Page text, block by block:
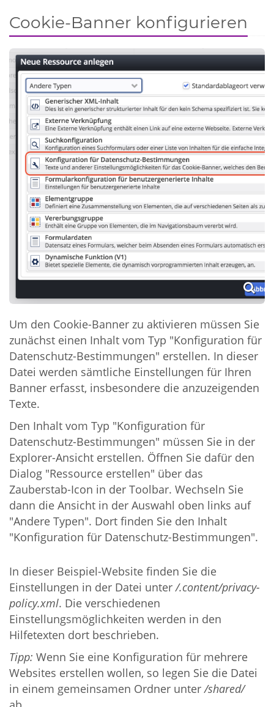
Cookie-Banner konfigurieren
Um den Cookie-Banner zu aktivieren müssen Sie
zunächst einen Inhalt vom Typ "Konfiguration für
Datenschutz-Bestimmungen" erstellen. In dieser
Datei werden sämtliche Einstellungen für Ihren
Banner erfasst, insbesondere die anzuzeigenden
Texte.
Den Inhalt vom Typ "Konfiguration für
Datenschutz-Bestimmungen" müssen Sie in der
Explorer-Ansicht erstellen. Öffnen Sie dafür den
Dialog "Ressource erstellen" über das
Zauberstab-Icon in der Toolbar. Wechseln Sie
dann die Ansicht in der Auswahl oben links auf
"Andere Typen". Dort finden Sie den Inhalt
"Konfiguration für Datenschutz-Bestimmungen".
In dieser Beispiel-Website finden Sie die
Einstellungen in der Datei unter /.content/privacy-
policy.xml. Die verschiedenen
Einstellungsmöglichkeiten werden in den
Hilfetexten dort beschrieben.
Tipp: Wenn Sie eine Konfiguration für mehrere
Websites erstellen wollen, so legen Sie die Datei
in einem gemeinsamen Ordner unter /shared/